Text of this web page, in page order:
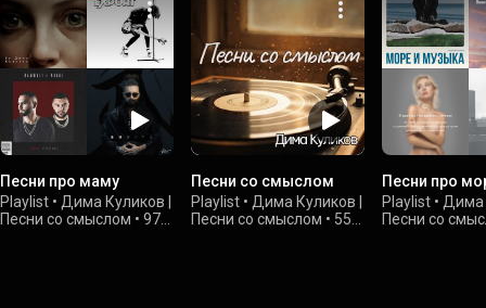
Песни про маму
Playlist • Дима Куликов |
Песни со смыслом • 970
Песни со смыслом
Playlist • Дима Куликов |
Песни со смыслом • 55
Песни про
Playlist • Дима
Песни со